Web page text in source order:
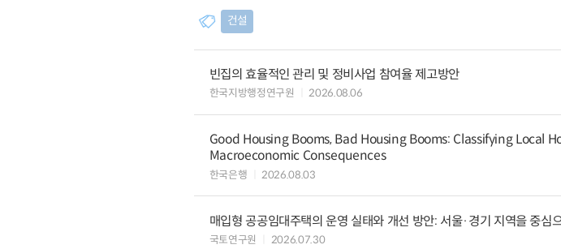
건설
빈집의 효율적인 관리 및 정비사업 참여율 제고방안
한국지방행정연구원 2026.08.06
Good Housing Booms, Bad Housing Booms: Classifying Local
Macroeconomic Consequences
한국은행 2026.08.03
매입형 공공임대주택의 운영 실태와 개선 방안: 서울·경기 지역을 중심
국토연구원 2026.07.30